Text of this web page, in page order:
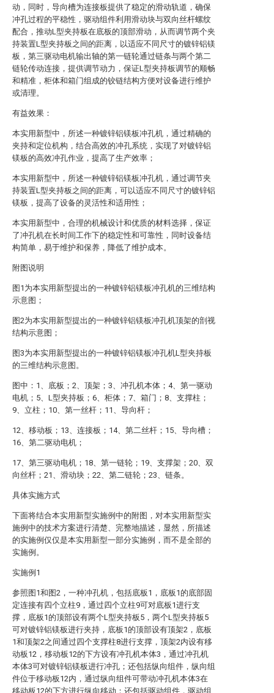
动，同时，导向槽为连接板提供了稳定的滑动轨道，确保
冲孔过程的平稳性，驱动组件利用滑动块与双向丝杆螺纹
配合，推动L型夹持板在底板的顶部滑动，从而调节两个夹
持装置L型夹持板之间的距离，以适应不同尺寸的镀锌铝镁
板，第三驱动电机输出轴的第一链轮通过链条与两个第二
链轮传动连接，提供调节动力，保证L型夹持板调节的顺畅
和精准，柜体和箱门组成的铰链结构方便对设备进行维护
或清理。
有益效果：
本实用新型中，所述一种镀锌铝镁板冲孔机，通过精确的
夹持和定位机构，结合高效的冲孔系统，实现了对镀锌铝
镁板的高效冲孔作业，提高了生产效率；
本实用新型中，所述一种镀锌铝镁板冲孔机，通过调节夹
持装置L型夹持板之间的距离，可以适应不同尺寸的镀锌铝
镁板，提高了设备的灵活性和适用性；
本实用新型中，合理的机械设计和优质的材料选择，保证
了冲孔机在长时间工作下的稳定性和可靠性，同时设备结
构简单，易于维护和保养，降低了维护成本。
附图说明
图1为本实用新型提出的一种镀锌铝镁板冲孔机的三维结构
示意图；
图2为本实用新型提出的一种镀锌铝镁板冲孔机顶架的剖视
结构示意图；
图3为本实用新型提出的一种镀锌铝镁板冲孔机L型夹持板
的三维结构示意图。
图中：1、底板；2、顶架；3、冲孔机本体；4、第一驱动
电机；5、L型夹持板；6、柜体；7、箱门；8、支撑柱；
9、立柱；10、第一丝杆；11、导向杆；
12、移动板；13、连接板；14、第二丝杆；15、导向槽；
16、第二驱动电机；
17、第三驱动电机；18、第一链轮；19、支撑架；20、双
向丝杆；21、滑动块；22、第二链轮；23、链条。
具体实施方式
下面将结合本实用新型实施例中的附图，对本实用新型实
施例中的技术方案进行清楚、完整地描述，显然，所描述
的实施例仅仅是本实用新型一部分实施例，而不是全部的
实施例。
实施例1
参照图1和图2，一种冲孔机，包括底板1，底板1的底部固
定连接有四个立柱9，通过四个立柱9可对底板1进行支
撑，底板1的顶部设有两个L型夹持板5，两个L型夹持板5
可对镀锌铝镁板进行夹持，底板1的顶部设有顶架2，底板
1和顶架2之间通过四个支撑柱8进行支撑，顶架2内设有移
动板12，移动板12的下方设有冲孔机本体3，通过冲孔机
本体3可对镀锌铝镁板进行冲孔；还包括纵向组件，纵向组
件位于移动板12内，通过纵向组件可带动冲孔机本体3在
移动板12的下方进行纵向移动；还包括驱动组件，驱动组